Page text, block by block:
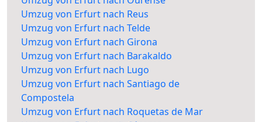
Umzug von Erfurt nach Reus
Umzug von Erfurt nach Telde
Umzug von Erfurt nach Girona
Umzug von Erfurt nach Barakaldo
Umzug von Erfurt nach Lugo
Umzug von Erfurt nach Santiago de
Compostela
Umzug von Erfurt nach Roquetas de Mar